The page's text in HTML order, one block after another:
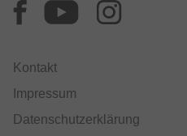
Kontakt
Impressum
Datenschutzerklärung